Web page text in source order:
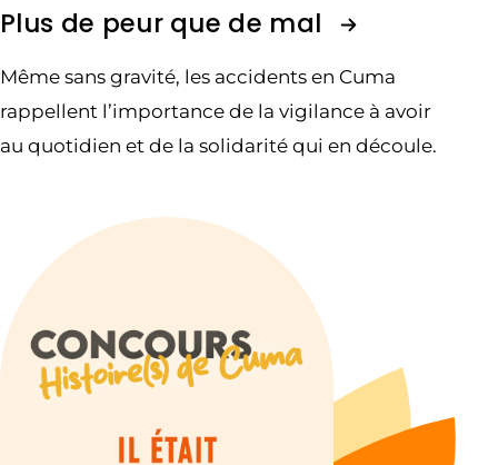
Plus de peur que de mal
Même sans gravité, les accidents en Cuma
rappellent l’importance de la vigilance à avoir
au quotidien et de la solidarité qui en découle.